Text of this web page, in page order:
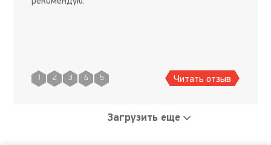
1 2 3 4 5 Читать отзыв
Загрузить еще